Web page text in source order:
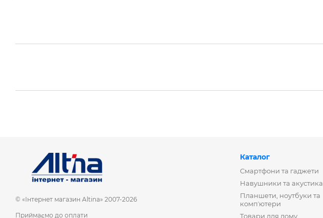
© «Інтернет магазин Altina» 2007-2026
Приймаємо до оплати
Каталог
Смартфони та гаджети
Навушники та акустика
Планшети, ноутбуки та
компʼютери
Товари для дому